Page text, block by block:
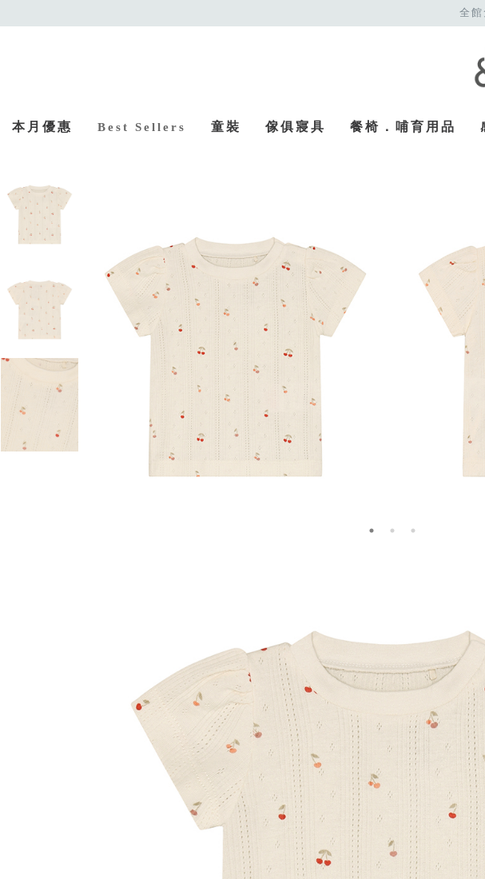
全館
本月優惠 Best Sellers 童裝 傢俱寢具 餐椅．哺育用品